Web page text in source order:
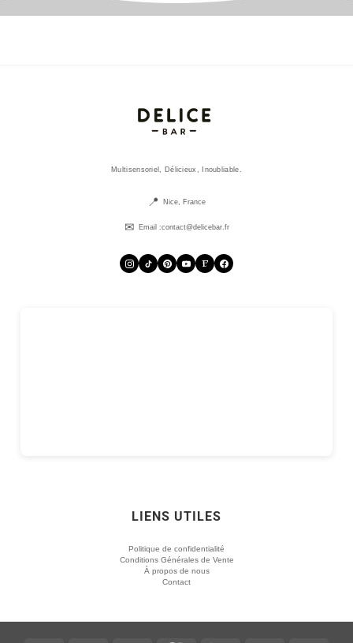
Multisensoriel, Délicieux, Inoubliable.
Nice, France
Email :contact@delicebar.fr
LIENS UTILES
Politique de confidentialité
Conditions Générales de Vente
À propos de nous
Contact